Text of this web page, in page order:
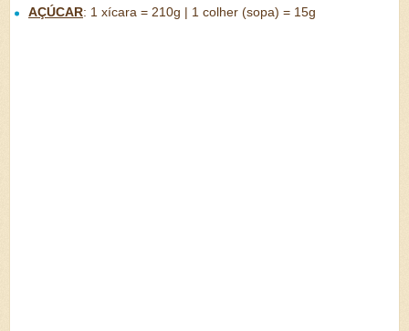
AÇÚCAR: 1 xícara = 210g | 1 colher (sopa) = 15g